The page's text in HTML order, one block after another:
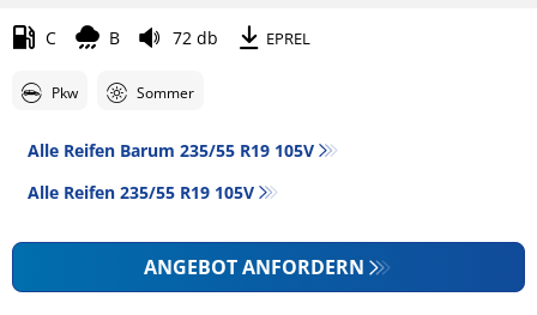
C B 72 db EPREL
Pkw Sommer
Alle Reifen Barum 235/55 R19 105V
Alle Reifen‎ 235/55 R19 105V
ANGEBOT ANFORDERN